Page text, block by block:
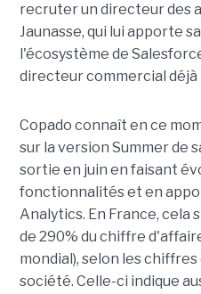
recruter un directeur des
Jaunasse, qui lui apporte
l'écosystème de
directeur commercial déjà
Copado connaît en ce
sur la version Summer de
sortie en juin en faisant
fonctionnalités et en
Analytics. En France, cela
de 290% du chiffre
mondial), selon les
société. Celle-ci indique